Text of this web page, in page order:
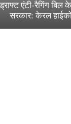
एंटी-रैगिंग बिल के
सरकार: केरल